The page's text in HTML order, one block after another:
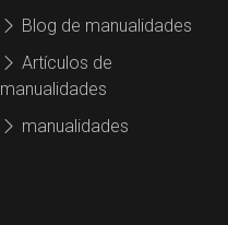
Blog de manualidades
Artículos de
manualidades
manualidades